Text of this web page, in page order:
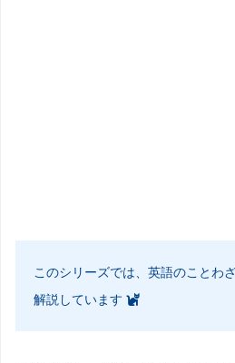
このシリーズでは、英語のことわ
解説しています